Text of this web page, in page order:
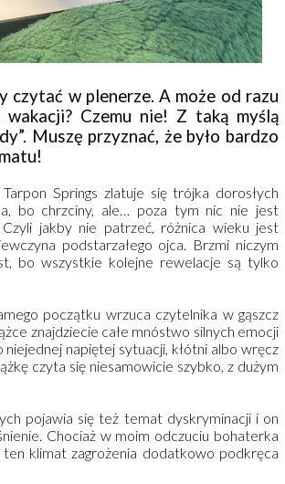
czytać w plenerze. A może od razu
Czemu nie! Z taką myślą
Muszę przyznać, że było bardzo
Springs zlatuje się trójka dorosłych
bo chrzciny, ale… poza tym nic nie jest
jakby nie patrzeć, różnica wieku jest
podstarzałego ojca. Brzmi niczym
bo wszystkie kolejne rewelacje są tylko
początku wrzuca czytelnika w gąszcz
znajdziecie całe mnóstwo silnych emocji
napiętej sytuacji, kłótni albo wręcz
czyta się niesamowicie szybko, z dużym
pojawia się też temat dyskryminacji i on
Chociaż w moim odczuciu bohaterka
klimat zagrożenia dodatkowo podkręca